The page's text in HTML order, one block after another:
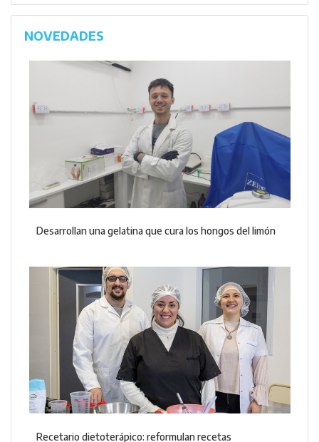
NOVEDADES
Desarrollan una gelatina que cura los hongos del limón
Recetario dietoterápico: reformulan recetas